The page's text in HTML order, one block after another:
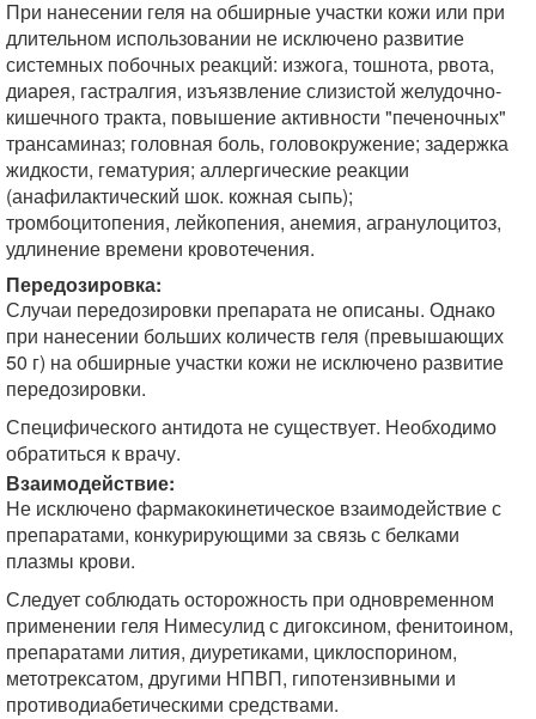
При нанесении геля на обширные участки кожи или при
длительном использовании не исключено развитие
системных побочных реакций: изжога, тошнота, рвота,
диарея, гастралгия, изъязвление слизистой желудочно-
кишечного тракта, повышение активности "печеночных"
трансаминаз; головная боль, головокружение; задержка
жидкости, гематурия; аллергические реакции
(анафилактический шок. кожная сыпь);
тромбоцитопения, лейкопения, анемия, агранулоцитоз,
удлинение времени кровотечения.
Передозировка:
Случаи передозировки препарата не описаны. Однако
при нанесении больших количеств геля (превышающих
50 г) на обширные участки кожи не исключено развитие
передозировки.
Специфического антидота не существует. Необходимо
обратиться к врачу.
Взаимодействие:
Не исключено фармакокинетическое взаимодействие с
препаратами, конкурирующими за связь с белками
плазмы крови.
Следует соблюдать осторожность при одновременном
применении геля Нимесулид с дигоксином, фенитоином,
препаратами лития, диуретиками, циклоспорином,
метотрексатом, другими НПВП, гипотензивными и
противодиабетическими средствами.